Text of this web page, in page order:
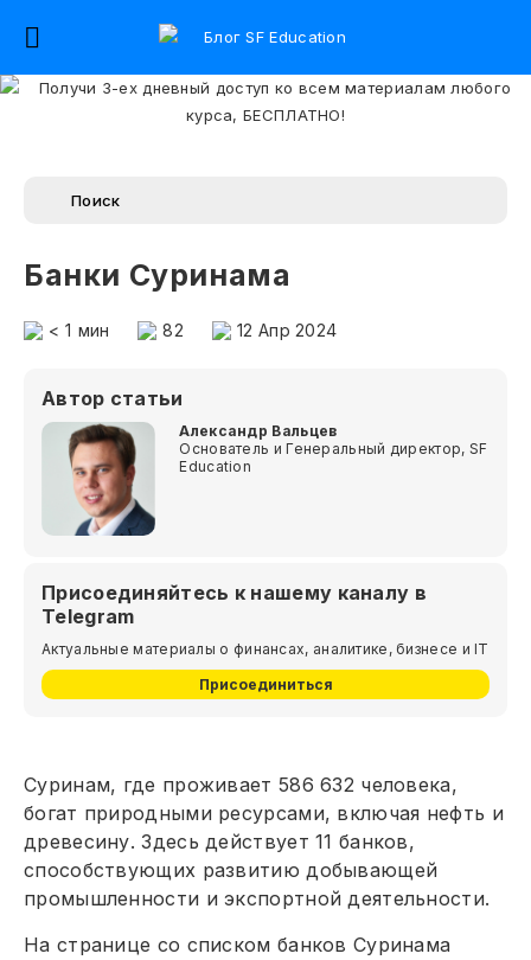
Банки Суринама
< 1 мин 82 12 Апр 2024
Автор статьи
Александр Вальцев
Основатель и Генеральный директор, SF
Education
Присоединяйтесь к нашему каналу в
Telegram
Актуальные материалы о финансах, аналитике, бизнесе и IT
Присоединиться
Суринам, где проживает 586 632 человека,
богат природными ресурсами, включая нефть и
древесину. Здесь действует 11 банков,
способствующих развитию добывающей
промышленности и экспортной деятельности.
На странице со списком банков Суринама